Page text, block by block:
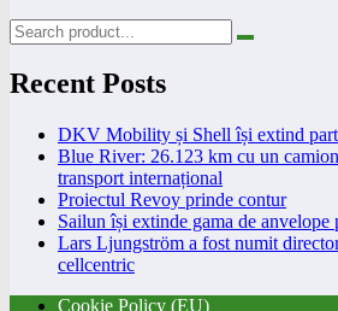
Recent Posts
DKV Mobility și Shell își extind
Blue River: 26.123 km cu un
transport internațional
Proiectul Revoy prinde contur
Sailun își extinde gama de anvelope
Lars Ljungström a fost numit
cellcentric
Cookie Policy (EU)